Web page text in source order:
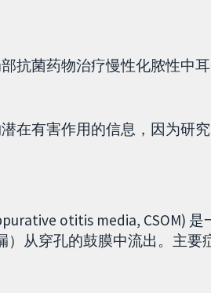
抗菌药物治疗慢性化脓性中
在有害作用的信息，因为研究
otitis media, CSOM)
）从穿孔的鼓膜中流出。主要